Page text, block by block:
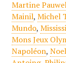
Martine
Mainil, Michel
Mundo,
Mons Jeux
Napoléon, Noel